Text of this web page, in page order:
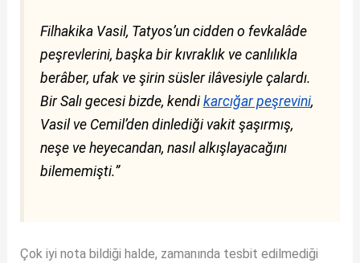
Filhakika Vasil, Tatyos’un cidden o fevkalâde
peşrevlerini, başka bir kıvraklık ve canlılıkla
berâber, ufak ve şirin süsler ilâvesiyle çalardı.
Bir Salı gecesi bizde, kendi karcığar peşrevini,
Vasil ve Cemil’den dinlediği vakit şaşırmış,
neşe ve heyecandan, nasıl alkışlayacağını
bilememişti.”
Çok iyi nota bildiği halde, zamanında tesbit edilmediği